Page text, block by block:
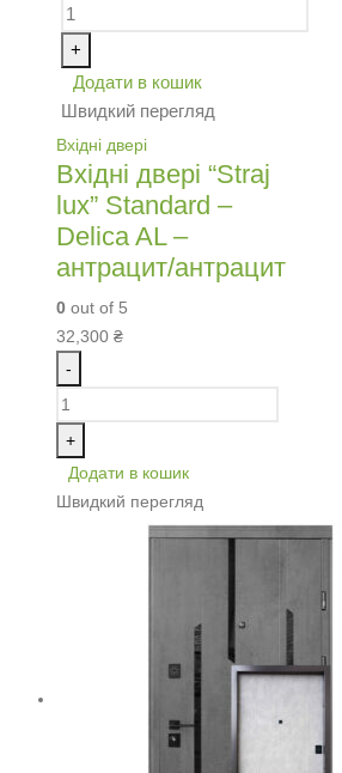
+
Додати в кошик
Швидкий перегляд
Вхідні двері
Вхідні двері “Straj
lux” Standard –
Delica AL –
антрацит/антрацит
0 out of 5
32,300 ₴
-
+
Додати в кошик
Швидкий перегляд